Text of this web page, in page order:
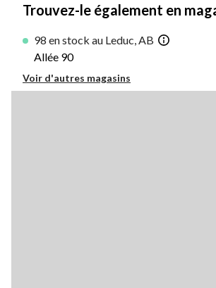
Trouvez-le également en
98 en stock au Leduc, AB
Allée 90
Voir d'autres magasins